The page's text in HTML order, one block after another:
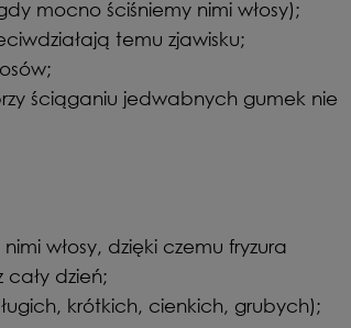
mocno ściśniemy nimi włosy);
temu zjawisku;
ściąganiu jedwabnych gumek nie
włosy, dzięki czemu fryzura
dzień;
krótkich, cienkich, grubych);